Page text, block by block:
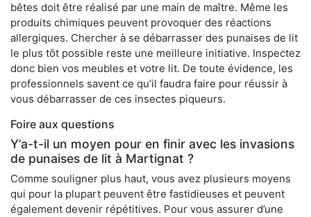
bêtes doit être réalisé par une main de maître. Même les
produits chimiques peuvent provoquer des réactions
allergiques. Chercher à se débarrasser des punaises de lit
le plus tôt possible reste une meilleure initiative. Inspectez
donc bien vos meubles et votre lit. De toute évidence, les
professionnels savent ce qu’il faudra faire pour réussir à
vous débarrasser de ces insectes piqueurs.
Foire aux questions
Y’a-t-il un moyen pour en finir avec les invasions
de punaises de lit à Martignat ?
Comme souligner plus haut, vous avez plusieurs moyens
qui pour la plupart peuvent être fastidieuses et peuvent
également devenir répétitives. Pour vous assurer d’une